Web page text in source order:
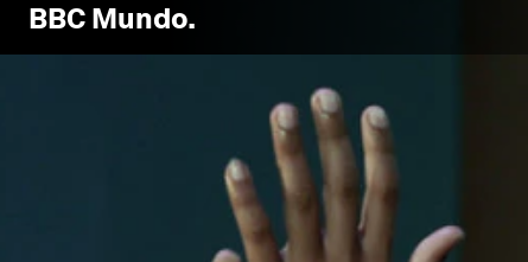
BBC Mundo.